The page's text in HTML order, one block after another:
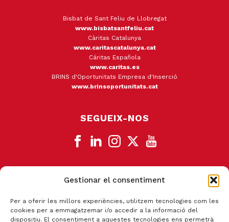
Gestionar el consentiment
Per a oferir les millors experiències, utilitzem tecnologies com les
cookies per a emmagatzemar i/o accedir a la informació del
dispositiu. El consentiment a aquestes tecnologies ens permetrà
Bisbat de Sant Feliu de Llobregat
www.bisbatsantfeliu.cat
Càritas Catalunya
www.caritascatalunya.cat
Cáritas Española
www.caritas.es
BRINS d'Oportunitats Empresa d'Inserció
www.brinsoportunitats.cat
SEGUEIX-NOS
CANAL DE DENÚNCIA